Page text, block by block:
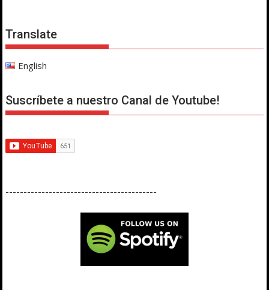
Translate
English
Suscríbete a nuestro Canal de Youtube!
------------------------------------------